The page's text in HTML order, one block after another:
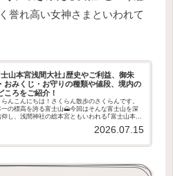
誉れ高い女神さまといわれて
士山本宮浅間大社｣歴史やご利益、御朱
おみくじ・お守りの種類や値段、境内の
ころをご紹介！
らんこんにちは！さくらん散歩のさくらんです。
一の標高を誇る富士山🗻今回はそんな富士山を深
仰し、浅間神社の総本宮ともいわれる｢富士山本宮
宮浅間大社の歴史や御祭神富士山信仰のルー...
2026.07.15